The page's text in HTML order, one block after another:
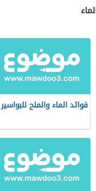
فوائد الماء والملح للبواسير